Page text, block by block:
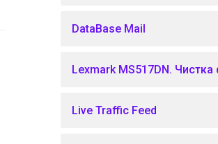
DataBase Mail
Lexmark MS517DN. Чистка
Live Traffic Feed